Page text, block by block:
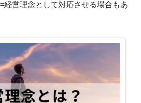
経営理念として対応させる場合もあ